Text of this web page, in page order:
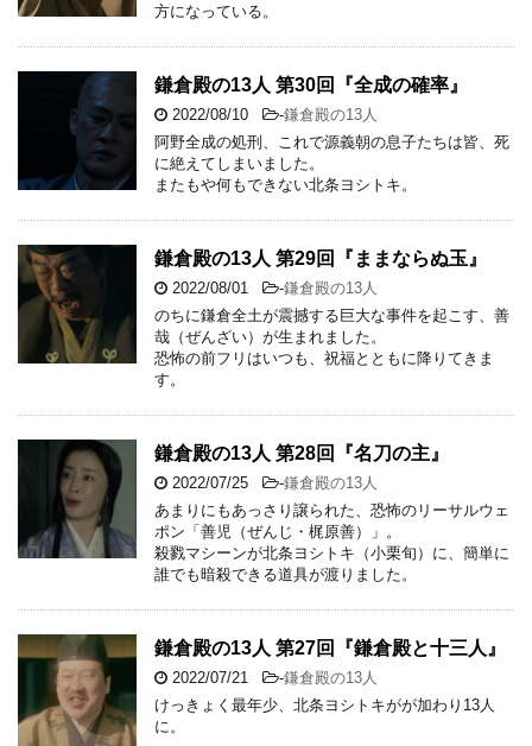
方になっている。
鎌倉殿の13人 第30回『全成の確率』
2022/08/10 -鎌倉殿の13人
阿野全成の処刑、これで源義朝の息子たちは皆、死
に絶えてしまいました。
またもや何もできない北条ヨシトキ。
鎌倉殿の13人 第29回『ままならぬ玉』
2022/08/01 -鎌倉殿の13人
のちに鎌倉全土が震撼する巨大な事件を起こす、善
哉（ぜんざい）が生まれました。
恐怖の前フリはいつも、祝福とともに降りてきま
す。
鎌倉殿の13人 第28回『名刀の主』
2022/07/25 -鎌倉殿の13人
あまりにもあっさり譲られた、恐怖のリーサルウェ
ポン「善児（ぜんじ・梶原善）」。
殺戮マシーンが北条ヨシトキ（小栗旬）に、簡単に
誰でも暗殺できる道具が渡りました。
鎌倉殿の13人 第27回『鎌倉殿と十三人』
2022/07/21 -鎌倉殿の13人
けっきょく最年少、北条ヨシトキがが加わり13人
に。